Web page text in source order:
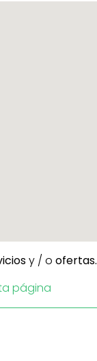
y / o ofertas.
página